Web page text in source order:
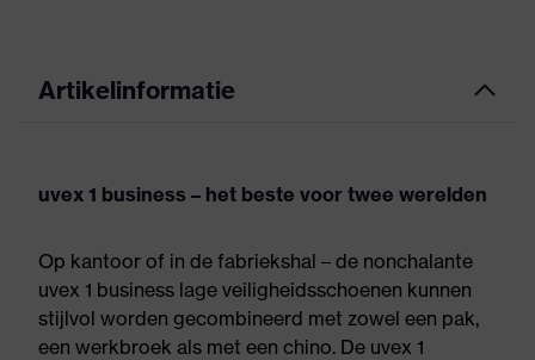
Artikelinformatie
uvex 1 business – het beste voor twee werelden
Op kantoor of in de fabriekshal – de nonchalante
uvex 1 business lage veiligheidsschoenen kunnen
stijlvol worden gecombineerd met zowel een pak,
een werkbroek als met een chino. De uvex 1